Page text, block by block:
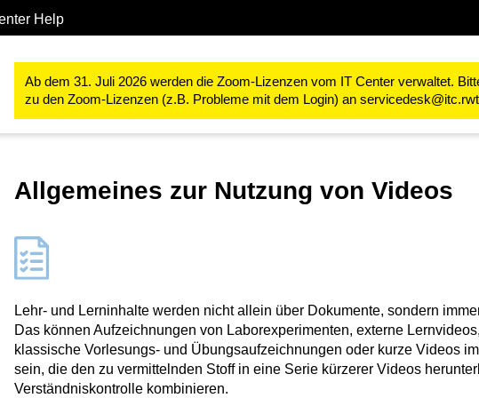
Help
Ab dem 31. Juli 2026 werden die Zoom-Lizenzen vom IT Center verwaltet.
zu den Zoom-Lizenzen (z.B. Probleme mit dem Login) an
Studium & Lehre RWTHmoodle Lehr- und Lernprozesse gestalten
Allgemeines zur Nutzung von Videos
Lehr- und Lerninhalte werden nicht allein über Dokumente, sondern
Das können Aufzeichnungen von Laborexperimenten, externe
klassische Vorlesungs- und Übungsaufzeichnungen oder kurze Videos
sein, die den zu vermittelnden Stoff in eine Serie kürzerer Videos
Verständniskontrolle kombinieren.